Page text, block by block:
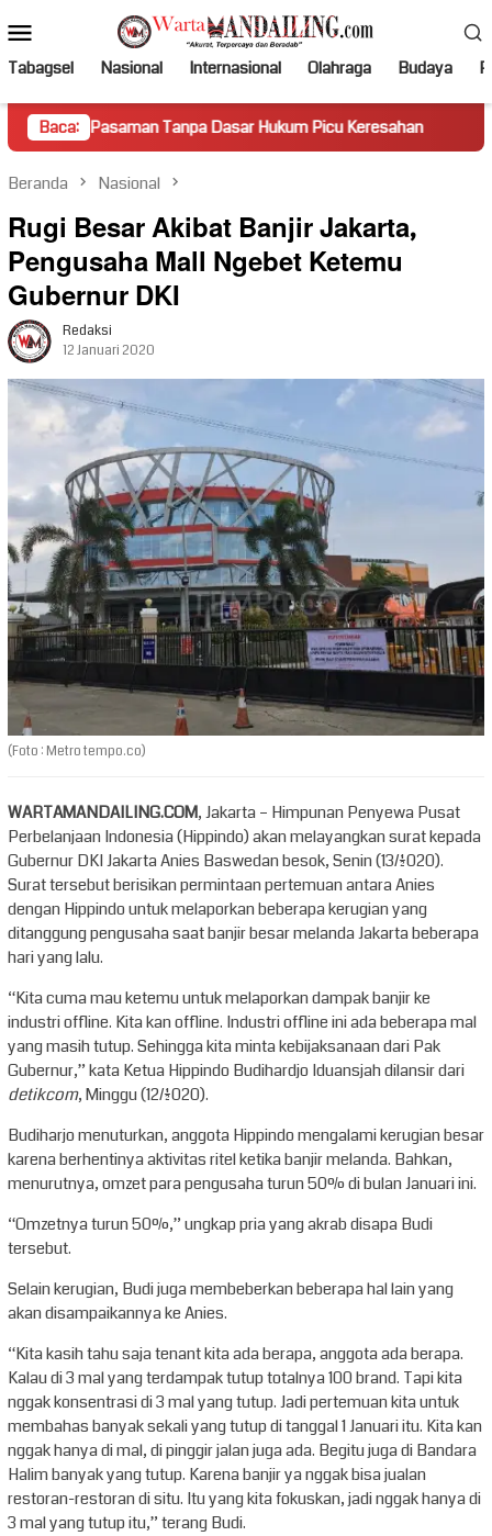
ke
kontenMobile
Tabagsel Nasional Internasional Olahraga Budaya
Baca:
Tanpa Dasar Hukum Picu Keresahan Truk Miring
Beranda Nasional
Rugi Besar Akibat Banjir Jakarta,
Pengusaha Mall Ngebet Ketemu
Gubernur DKI
Redaksi
12 Januari 2020
(Foto : Metro tempo.co)
WARTAMANDAILING.COM, Jakarta – Himpunan Penyewa Pusat
Perbelanjaan Indonesia (Hippindo) akan melayangkan surat kepada
Gubernur DKI Jakarta Anies Baswedan besok, Senin (13/1/2020).
Surat tersebut berisikan permintaan pertemuan antara Anies
dengan Hippindo untuk melaporkan beberapa kerugian yang
ditanggung pengusaha saat banjir besar melanda Jakarta beberapa
hari yang lalu.
“Kita cuma mau ketemu untuk melaporkan dampak banjir ke
industri offline. Kita kan offline. Industri offline ini ada beberapa mal
yang masih tutup. Sehingga kita minta kebijaksanaan dari Pak
Gubernur,” kata Ketua Hippindo Budihardjo Iduansjah dilansir dari
detikcom, Minggu (12/1/2020).
Budiharjo menuturkan, anggota Hippindo mengalami kerugian besar
karena berhentinya aktivitas ritel ketika banjir melanda. Bahkan,
menurutnya, omzet para pengusaha turun 50% di bulan Januari ini.
“Omzetnya turun 50%,” ungkap pria yang akrab disapa Budi
tersebut.
Selain kerugian, Budi juga membeberkan beberapa hal lain yang
akan disampaikannya ke Anies.
“Kita kasih tahu saja tenant kita ada berapa, anggota ada berapa.
Kalau di 3 mal yang terdampak tutup totalnya 100 brand. Tapi kita
nggak konsentrasi di 3 mal yang tutup. Jadi pertemuan kita untuk
membahas banyak sekali yang tutup di tanggal 1 Januari itu. Kita kan
nggak hanya di mal, di pinggir jalan juga ada. Begitu juga di Bandara
Halim banyak yang tutup. Karena banjir ya nggak bisa jualan
restoran-restoran di situ. Itu yang kita fokuskan, jadi nggak hanya di
3 mal yang tutup itu,” terang Budi.